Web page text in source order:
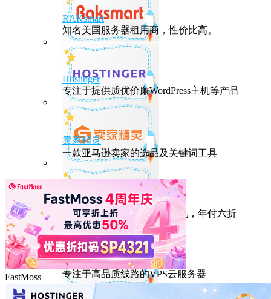
RAKsmart
知名美国服务器租用商，性价比高。
Hostinger
专注于提供质优价廉WordPress主机等产品
卖家精灵
一款亚马逊卖家的选品及关键词工具
HostEase
性能出众的高性价比美国主机，年付六折
DMIT
专注于高品质线路的VPS云服务器
FastMoss